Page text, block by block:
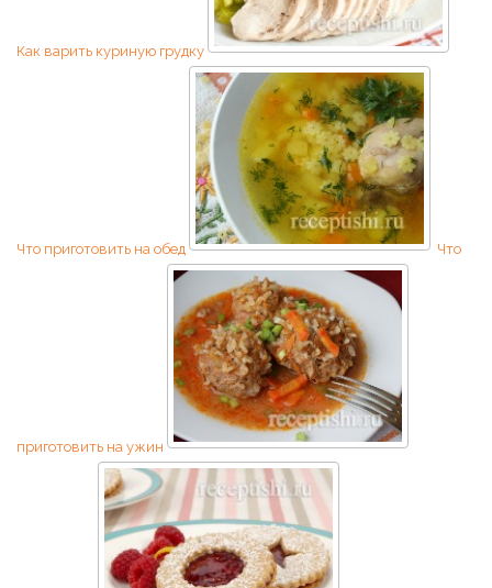
Как варить куриную грудку
Что приготовить на обед Что
приготовить на ужин